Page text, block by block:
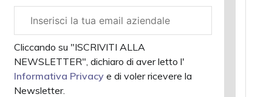
aziendale
Cliccando su "ISCRIVITI ALLA
NEWSLETTER", dichiaro di aver letto l'
Informativa Privacy e di voler ricevere la
Newsletter.